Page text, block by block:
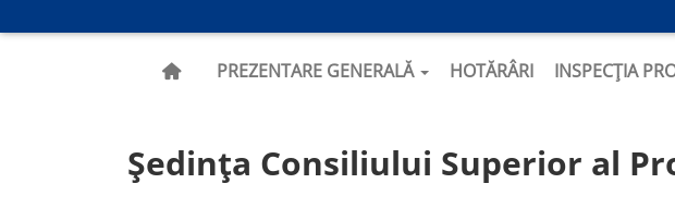
PREZENTARE GENERALĂ HOTĂRÂRI INSPECȚIA
Ședința Consiliului Superior al